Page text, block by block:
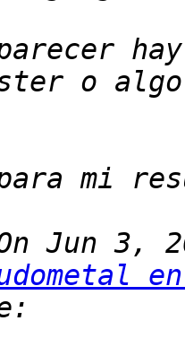
mi
Jun 3,